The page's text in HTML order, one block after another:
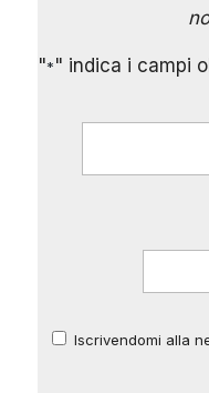
"*" indica i campi
Iscrivendomi alla